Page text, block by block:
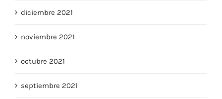
diciembre 2021
noviembre 2021
octubre 2021
septiembre 2021